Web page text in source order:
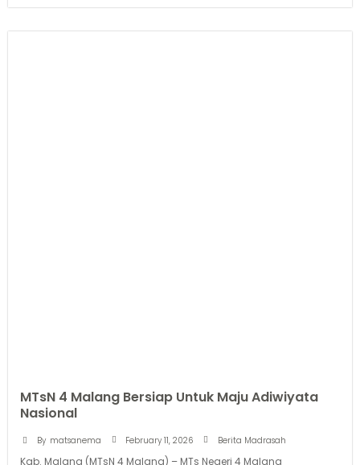
MTsN 4 Malang Bersiap Untuk Maju Adiwiyata
Nasional
By matsanema February 11, 2026 Berita Madrasah
Kab. Malang (MTsN 4 Malang) – MTs Negeri 4 Malang